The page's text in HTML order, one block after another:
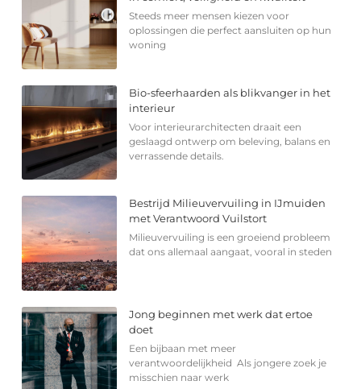
Steeds meer mensen kiezen voor
oplossingen die perfect aansluiten op hun
woning
Bio-sfeerhaarden als blikvanger in het
interieur
Voor interieurarchitecten draait een
geslaagd ontwerp om beleving, balans en
verrassende details.
Bestrijd Milieuvervuiling in IJmuiden
met Verantwoord Vuilstort
Milieuvervuiling is een groeiend probleem
dat ons allemaal aangaat, vooral in steden
Jong beginnen met werk dat ertoe
doet
Een bijbaan met meer
verantwoordelijkheid Als jongere zoek je
misschien naar werk